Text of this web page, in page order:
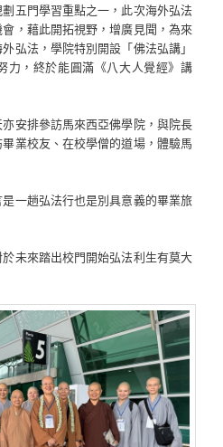
五門學習重點之一，此次海外弘法
，藉此開拓視野，增廣見聞，為來
弘法，學院特別開設「佛法弘講」
力，終於能圓滿《八大人覺經》講
安排參訪馬來西亞佛學院，與院長
業校友、在校學僧的道場，體驗馬
一趟弘法行也是別具意義的畢業旅
未來踏出校門開始弘法利生有莫大